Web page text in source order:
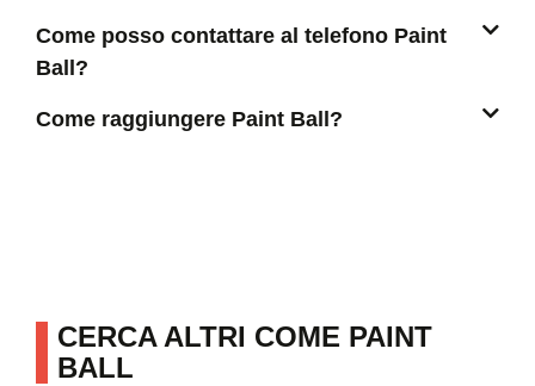
Come posso contattare al telefono Paint
Ball?
Come raggiungere Paint Ball?
CERCA ALTRI COME PAINT
BALL